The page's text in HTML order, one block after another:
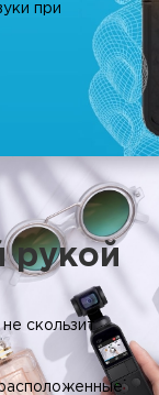
при
рукой
скользит